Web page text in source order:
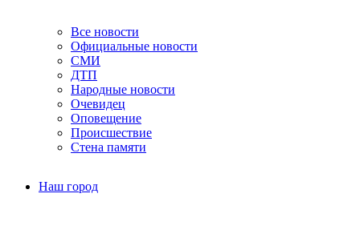
Все новости
Официальные новости
СМИ
ДТП
Народные новости
Очевидец
Оповещение
Происшествие
Стена памяти
Наш город